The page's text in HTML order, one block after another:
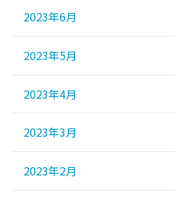
2023年6月
2023年5月
2023年4月
2023年3月
2023年2月